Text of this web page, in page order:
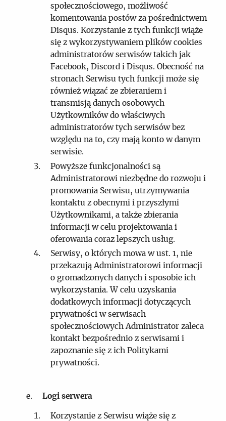
społecznościowego, możliwość
komentowania postów za pośrednictwem
Disqus. Korzystanie z tych funkcji wiąże
się z wykorzystywaniem plików cookies
administratorów serwisów takich jak
Facebook, Discord i Disqus. Obecność na
stronach Serwisu tych funkcji może się
również wiązać ze zbieraniem i
transmisją danych osobowych
Użytkowników do właściwych
administratorów tych serwisów bez
względu na to, czy mają konto w danym
serwisie.
Powyższe funkcjonalności są
Administratorowi niezbędne do rozwoju i
promowania Serwisu, utrzymywania
kontaktu z obecnymi i przyszłymi
Użytkownikami, a także zbierania
informacji w celu projektowania i
oferowania coraz lepszych usług.
Serwisy, o których mowa w ust. 1, nie
przekazują Administratorowi informacji
o gromadzonych danych i sposobie ich
wykorzystania. W celu uzyskania
dodatkowych informacji dotyczących
prywatności w serwisach
społecznościowych Administrator zaleca
kontakt bezpośrednio z serwisami i
zapoznanie się z ich Politykami
prywatności.
Logi serwera
Korzystanie z Serwisu wiąże się z